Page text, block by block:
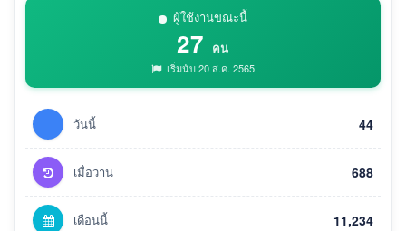
ผู้ใช้งานขณะนี้
27 คน
เริ่มนับ 20 ส.ค. 2565
วันนี้ 44
เมื่อวาน 688
เดือนนี้ 11,234